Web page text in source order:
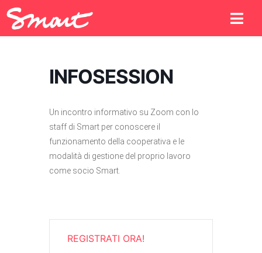
INFOSESSION
Un incontro informativo su Zoom con lo
staff di Smart per conoscere il
funzionamento della cooperativa e le
modalità di gestione del proprio lavoro
come socio Smart.
REGISTRATI ORA!